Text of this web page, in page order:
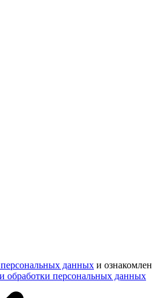
персональных данных и ознакомлен
обработки персональных данных